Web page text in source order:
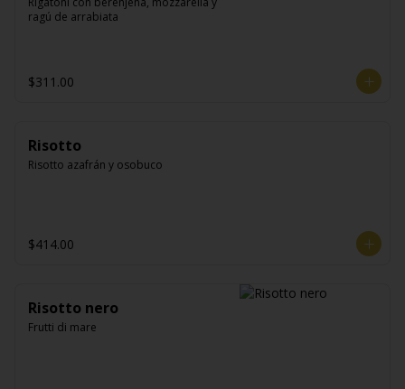
ragú de arrabiata
$311.00
Risotto
Risotto azafrán y osobuco
$414.00
Risotto nero
Frutti di mare